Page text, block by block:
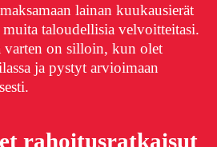
lainan kuukausierät
muita taloudellisia velvoitteitasi.
varten on silloin, kun olet
ja pystyt arvioimaan
rahoitusratkaisut